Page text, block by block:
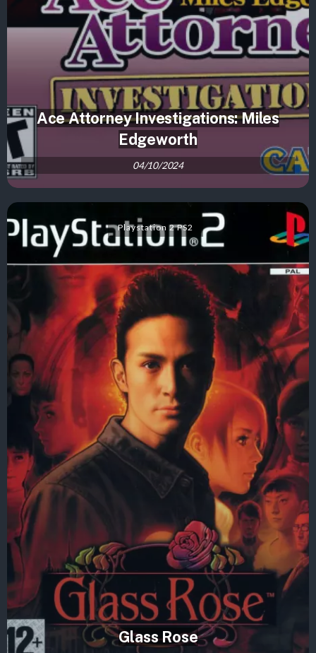
Ace Attorney Investigations: Miles
Edgeworth
04/10/2024
Playstation 2 PS2
Glass Rose